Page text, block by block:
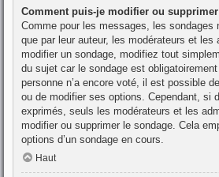
Comment puis-je modifier ou
Comme pour les messages, les sondages
que par leur auteur, les modérateurs et les
modifier un sondage, modifiez tout
du sujet car le sondage est
personne n’a encore voté, il est possible
ou de modifier ses options. Cependant, si
exprimés, seuls les modérateurs et les
modifier ou supprimer le sondage. Cela
options d’un sondage en cours.
Haut